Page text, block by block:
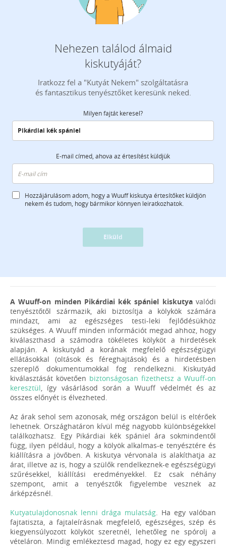
Nehezen találod álmaid
kiskutyáját?
Iratkozz fel a "Kutyát Nekem" szolgáltatásra
és fantasztikus tenyésztőket keresünk neked.
Milyen fajtát keresel?
E-mail címed, ahova az értesítést küldjük
Hozzájárulásom adom, hogy a Wuuff kiskutya értesítőket küldjön
nekem és tudom, hogy bármikor könnyen leiratkozhatok.
Elküld
A Wuuff-on minden Pikárdiai kék spániel kiskutyavalódi
tenyésztőtől származik, aki biztosítja a kölykök számára
mindazt, ami az egészséges testi-leki fejlődésükhöz
szükséges. A Wuuff minden információt megad ahhoz, hogy
kiválaszthasd a számodra tökéletes kölyköt a hirdetések
alapján. A kiskutyád a korának megfelelő egészségügyi
ellátásokkal (oltások és féreghajtások) és a hirdetésben
szereplő dokumentumokkal fog rendelkezni. Kiskutyád
kiválasztását követően biztonságosan fizethetsz a Wuuff-on
keresztül , így vásárlásod során a Wuuff védelmét és az
összes előnyét is élvezheted.
Az árak sehol sem azonosak, még országon belül is eltérőek
lehetnek. Országhatáron kívül még nagyobb különbségekkel
találkozhatsz. Egy Pikárdiai kék spániel ára sokmindentől
függ, ilyen például, hogy a kölyök alkalmas-e tenyésztére és
kiállításra a jövőben. A kiskutya vérvonala is alakíthatja az
árat, illetve az is, hogy a szülők rendelkeznek-e egészségügyi
szűrésekkel, kiállítási eredményekkel. Ez csak néhány
szempont, amit a tenyésztők figyelembe vesznek az
árképzésnél.
Kutyatulajdonosnak lenni drága mulatság . Ha egy valóban
fajtatiszta, a fajtaleírásnak megfelelő, egészséges, szép és
kiegyensúlyozott kölyköt szeretnél, lehetőleg ne spórolj a
vételáron. Mindig emlékeztesd magad, hogy ez egy egyszeri